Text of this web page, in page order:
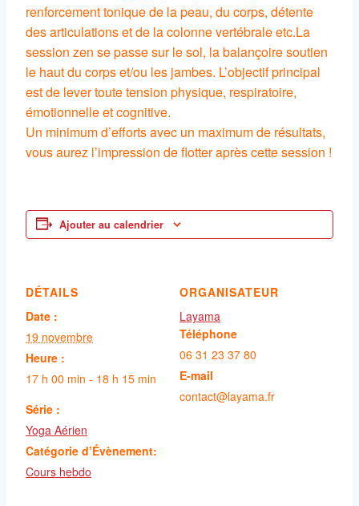
renforcement tonique de la peau, du corps, détente
des articulations et de la colonne vertébrale etc.La
session zen se passe sur le sol, la balançoire soutien
le haut du corps et/ou les jambes. L’objectif principal
est de lever toute tension physique, respiratoire,
émotionnelle et cognitive.
Un minimum d’efforts avec un maximum de résultats,
vous aurez l’impression de flotter après cette session !
Ajouter au calendrier
DÉTAILS
Date :
19 novembre
Heure :
17 h 00 min - 18 h 15 min
Série :
Yoga Aérien
Catégorie d’Évènement:
Cours hebdo
ORGANISATEUR
Layama
Téléphone
06 31 23 37 80
E-mail
contact@layama.fr